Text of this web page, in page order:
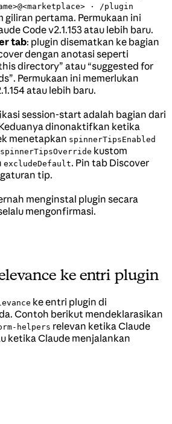
· /plugin
giliran pertama. Permukaan ini
Code v2.1.153 atau lebih baru.
tab: plugin disematkan ke bagian
dengan anotasi seperti
directory” atau “suggested for
Permukaan ini memerlukan
atau lebih baru.
session-start adalah bagian dari
dinonaktifkan ketika
menetapkan spinnerTipsEnabled
spinnerTipsOverride kustom
excludeDefault. Pin tab Discover
tip.
menginstal plugin secara
mengonfirmasi.
ke entri plugin
ke entri plugin di
Contoh berikut mendeklarasikan
helpers relevan ketika Claude
ketika Claude menjalankan